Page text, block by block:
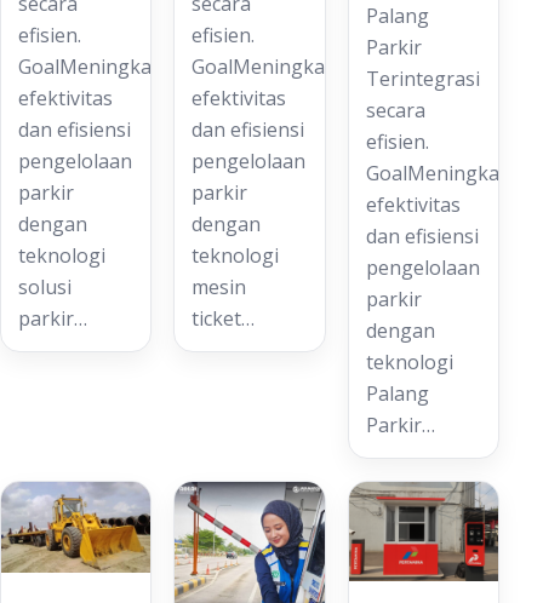
efisien.
GoalMeningkatkan
efektivitas
dan efisiensi
pengelolaan
parkir
dengan
teknologi
solusi
parkir…
efisien.
GoalMeningkatkan
efektivitas
dan efisiensi
pengelolaan
parkir
dengan
teknologi
mesin
ticket…
Palang
Parkir
Terintegrasi
secara
efisien.
GoalMeningkatkan
efektivitas
dan efisiensi
pengelolaan
parkir
dengan
teknologi
Palang
Parkir…